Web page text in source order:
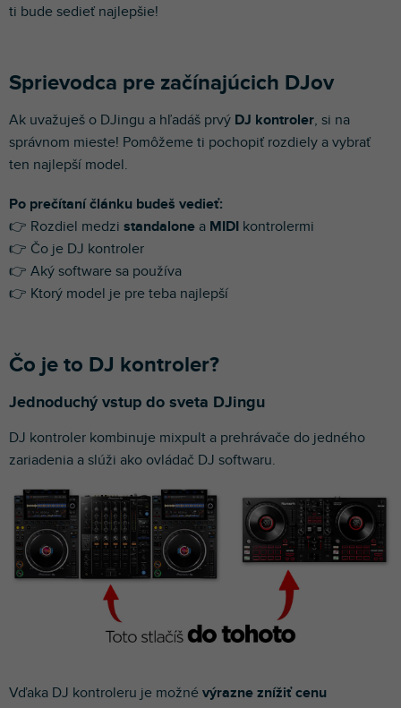
ti bude sedieť najlepšie!
Sprievodca pre začínajúcich DJov
Ak uvažuješ o DJingu a hľadáš prvý DJ kontroler, si na
správnom mieste! Pomôžeme ti pochopiť rozdiely a vybrať
ten najlepší model.
Po prečítaní článku budeš vedieť:
👉 Rozdiel medzi standalone a MIDI kontrolermi
👉 Čo je DJ kontroler
👉 Aký software sa používa
👉 Ktorý model je pre teba najlepší
Čo je to DJ kontroler?
Jednoduchý vstup do sveta DJingu
DJ kontroler kombinuje mixpult a prehrávače do jedného
zariadenia a slúži ako ovládač DJ softwaru.
Vďaka DJ kontroleru je možné výrazne znížiť cenu